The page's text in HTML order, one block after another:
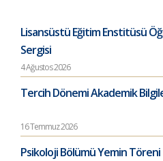
Lisansüstü Eğitim Enstitüsü
Sergisi
4 Ağustos 2026
Tercih Dönemi Akademik
16 Temmuz 2026
Psikoloji Bölümü Yemin Töreni